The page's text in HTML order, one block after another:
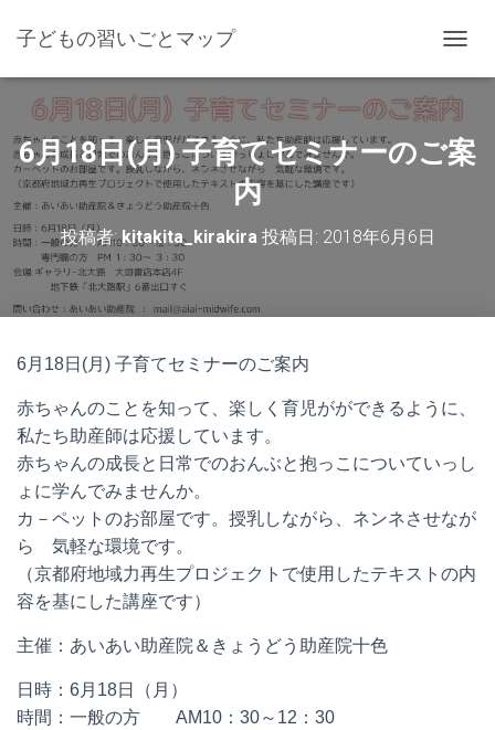
子どもの習いごとマップ
ビ
ゲ
ー
シ
ョ
6月18日(月) 子育てセミナーのご案
内
投稿者:kitakita_kirakira 投稿日: 2018年6月6日
6月18日(月) 子育てセミナーのご案内
赤ちゃんのことを知って、楽しく育児がができるように、
私たち助産師は応援しています。
赤ちゃんの成長と日常でのおんぶと抱っこについていっし
ょに学んでみませんか。
カ－ペットのお部屋です。授乳しながら、ネンネさせなが
ら 気軽な環境です。
（京都府地域力再生プロジェクトで使用したテキストの内
容を基にした講座です）
主催：あいあい助産院＆きょうどう助産院十色
日時：6月18日（月）
時間：一般の方 AM10：30～12：30